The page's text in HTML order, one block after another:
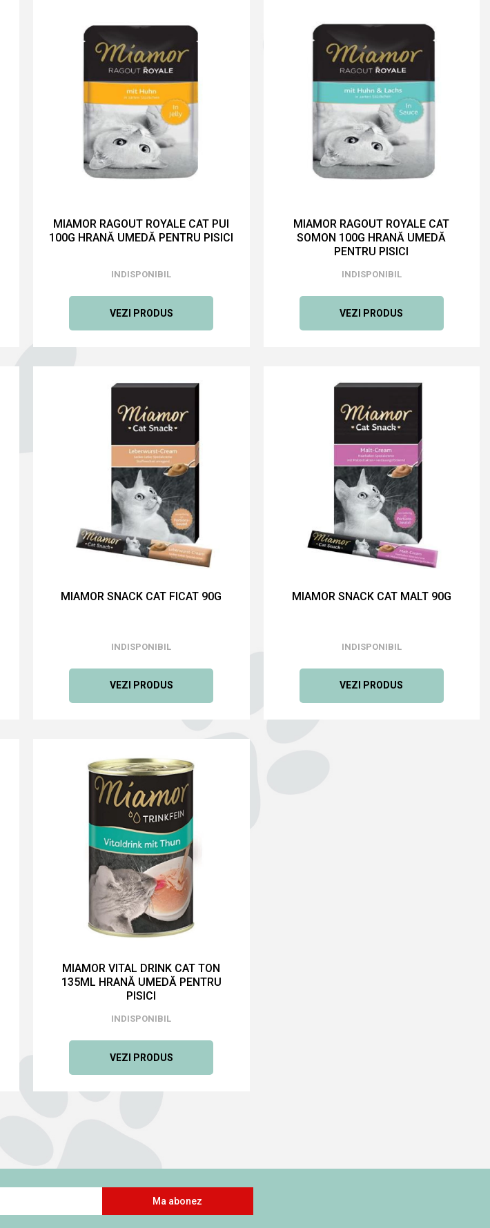
MIAMOR RAGOUT ROYALE CAT PUI
100G HRANĂ UMEDĂ PENTRU PISICI
INDISPONIBIL
VEZI PRODUS
MIAMOR RAGOUT ROYALE CAT
SOMON 100G HRANĂ UMEDĂ
PENTRU PISICI
INDISPONIBIL
VEZI PRODUS
MIAMOR SNACK CAT FICAT 90G
INDISPONIBIL
VEZI PRODUS
MIAMOR SNACK CAT MALT 90G
INDISPONIBIL
VEZI PRODUS
MIAMOR VITAL DRINK CAT TON
135ML HRANĂ UMEDĂ PENTRU
PISICI
INDISPONIBIL
VEZI PRODUS
Ma abonez